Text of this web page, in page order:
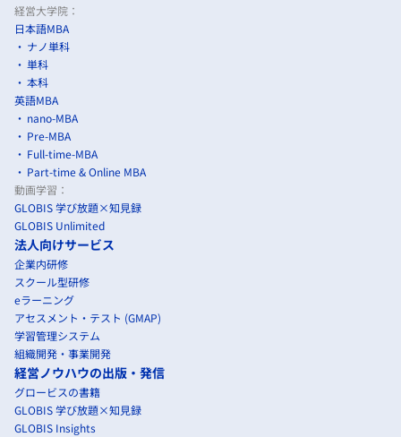
経営大学院：
日本語MBA
ナノ単科
単科
本科
英語MBA
nano-MBA
Pre-MBA
Full-time-MBA
Part-time & Online MBA
動画学習：
GLOBIS 学び放題×知見録
GLOBIS Unlimited
法人向けサービス
企業内研修
スクール型研修
eラーニング
アセスメント・テスト (GMAP)
学習管理システム
組織開発・事業開発
経営ノウハウの出版・発信
グロービスの書籍
GLOBIS 学び放題×知見録
GLOBIS Insights